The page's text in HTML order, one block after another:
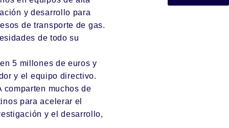
y desarrollo para
de transporte de gas.
de todo su
5 millones de euros y
y el equipo directivo.
comparten muchos de
para acelerar el
y el desarrollo,